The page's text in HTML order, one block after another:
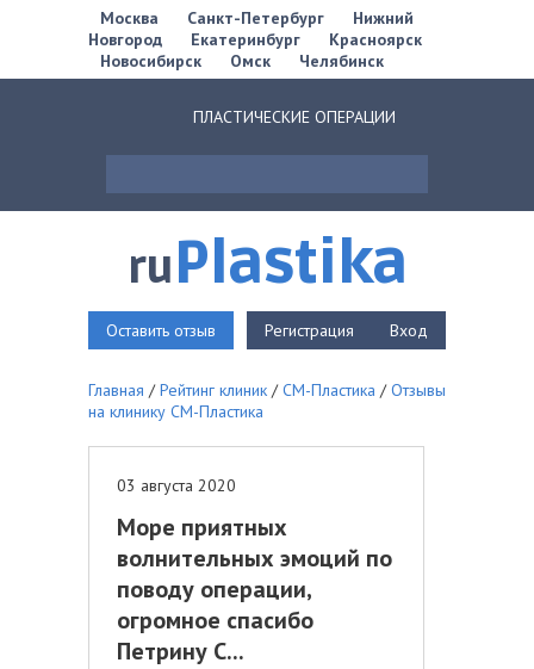
Москва Санкт-Петербург
Нижний
Новгород
Екатеринбург
Красноярск
Новосибирск
Омск Челябинск
ПЛАСТИЧЕСКИЕ ОПЕРАЦИИ
ruPlastika
Оставить отзыв Регистрация Вход
Главная /Рейтинг клиник /СМ-Пластика /Отзывы
на клинику СМ-Пластика
03 августа 2020
Море приятных
волнительных эмоций по
поводу операции,
огромное спасибо
Петрину С...